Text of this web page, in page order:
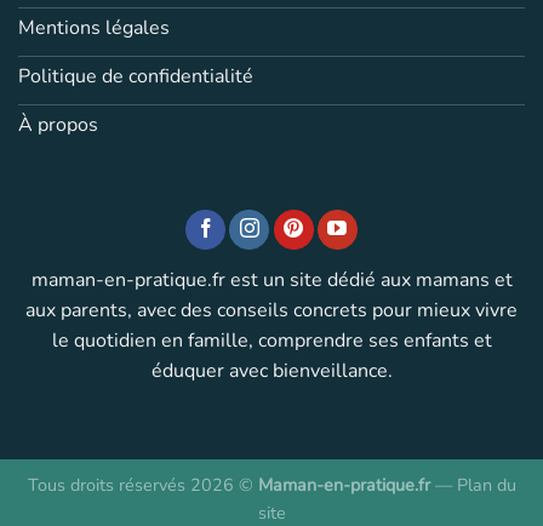
Mentions légales
Politique de confidentialité
À propos
maman-en-pratique.fr est un site dédié aux mamans et
aux parents, avec des conseils concrets pour mieux vivre
le quotidien en famille, comprendre ses enfants et
éduquer avec bienveillance.
Tous droits réservés 2026 © Maman-en-pratique.fr— Plan du
site